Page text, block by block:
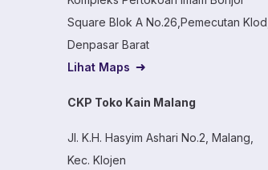
Square Blok A No.26,Pemecutan Klod,
Denpasar Barat
Lihat Maps
CKP Toko Kain Malang
Jl. K.H. Hasyim Ashari No.2, Malang,
Kec. Klojen